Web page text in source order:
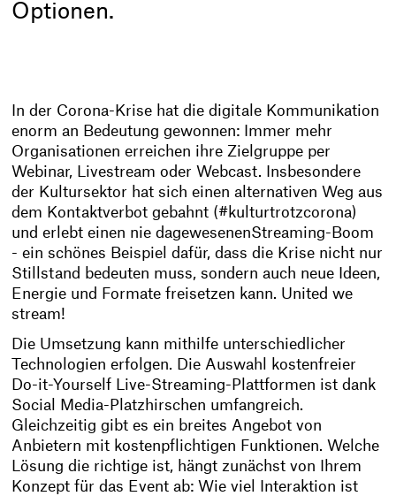
Optionen.
In der Corona-Krise hat die digitale Kommunikation
enorm an Bedeutung gewonnen: Immer mehr
Organisationen erreichen ihre Zielgruppe per
Webinar, Livestream oder Webcast. Insbesondere
der Kultursektor hat sich einen alternativen Weg aus
dem Kontaktverbot gebahnt (#kulturtrotzcorona)
und erlebt einen nie dagewesenenStreaming-Boom
- ein schönes Beispiel dafür, dass die Krise nicht nur
Stillstand bedeuten muss, sondern auch neue Ideen,
Energie und Formate freisetzen kann. United we
stream!
Die Umsetzung kann mithilfe unterschiedlicher
Technologien erfolgen. Die Auswahl kostenfreier
Do-it-Yourself Live-Streaming-Plattformen ist dank
Social Media-Platzhirschen umfangreich.
Gleichzeitig gibt es ein breites Angebot von
Anbietern mit kostenpflichtigen Funktionen. Welche
Lösung die richtige ist, hängt zunächst von Ihrem
Konzept für das Event ab: Wie viel Interaktion ist